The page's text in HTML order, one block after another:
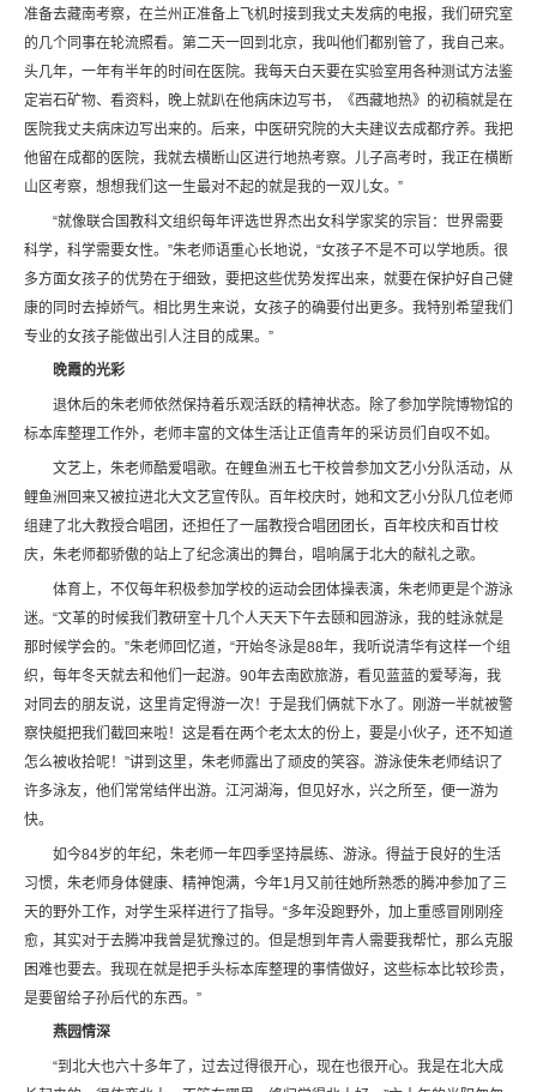
准备去藏南考察，在兰州正准备上飞机时接到我丈夫发病的电报，我们研究室
的几个同事在轮流照看。第二天一回到北京，我叫他们都别管了，我自己来。
头几年，一年有半年的时间在医院。我每天白天要在实验室用各种测试方法鉴
定岩石矿物、看资料，晚上就趴在他病床边写书，《西藏地热》的初稿就是在
医院我丈夫病床边写出来的。后来，中医研究院的大夫建议去成都疗养。我把
他留在成都的医院，我就去横断山区进行地热考察。儿子高考时，我正在横断
山区考察，想想我们这一生最对不起的就是我的一双儿女。”
“就像联合国教科文组织每年评选世界杰出女科学家奖的宗旨：世界需要
科学，科学需要女性。”朱老师语重心长地说，“女孩子不是不可以学地质。很
多方面女孩子的优势在于细致，要把这些优势发挥出来，就要在保护好自己健
康的同时去掉娇气。相比男生来说，女孩子的确要付出更多。我特别希望我们
专业的女孩子能做出引人注目的成果。”
晚霞的光彩
退休后的朱老师依然保持着乐观活跃的精神状态。除了参加学院博物馆的
标本库整理工作外，老师丰富的文体生活让正值青年的采访员们自叹不如。
文艺上，朱老师酷爱唱歌。在鲤鱼洲五七干校曾参加文艺小分队活动，从
鲤鱼洲回来又被拉进北大文艺宣传队。百年校庆时，她和文艺小分队几位老师
组建了北大教授合唱团，还担任了一届教授合唱团团长，百年校庆和百廿校
庆，朱老师都骄傲的站上了纪念演出的舞台，唱响属于北大的献礼之歌。
体育上，不仅每年积极参加学校的运动会团体操表演，朱老师更是个游泳
迷。“文革的时候我们教研室十几个人天天下午去颐和园游泳，我的蛙泳就是
那时候学会的。”朱老师回忆道，“开始冬泳是88年，我听说清华有这样一个组
织，每年冬天就去和他们一起游。90年去南欧旅游，看见蓝蓝的爱琴海，我
对同去的朋友说，这里肯定得游一次！于是我们俩就下水了。刚游一半就被警
察快艇把我们截回来啦！这是看在两个老太太的份上，要是小伙子，还不知道
怎么被收拾呢！”讲到这里，朱老师露出了顽皮的笑容。游泳使朱老师结识了
许多泳友，他们常常结伴出游。江河湖海，但见好水，兴之所至，便一游为
快。
如今84岁的年纪，朱老师一年四季坚持晨练、游泳。得益于良好的生活
习惯，朱老师身体健康、精神饱满，今年1月又前往她所熟悉的腾冲参加了三
天的野外工作，对学生采样进行了指导。“多年没跑野外，加上重感冒刚刚痊
愈，其实对于去腾冲我曾是犹豫过的。但是想到年青人需要我帮忙，那么克服
困难也要去。我现在就是把手头标本库整理的事情做好，这些标本比较珍贵，
是要留给子孙后代的东西。”
燕园情深
“到北大也六十多年了，过去过得很开心，现在也很开心。我是在北大成